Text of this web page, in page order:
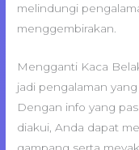
melindungi
menggembirakan.
Mengganti Kaca
jadi pengalaman
Dengan info yang
diakui, Anda dapat
gampang serta